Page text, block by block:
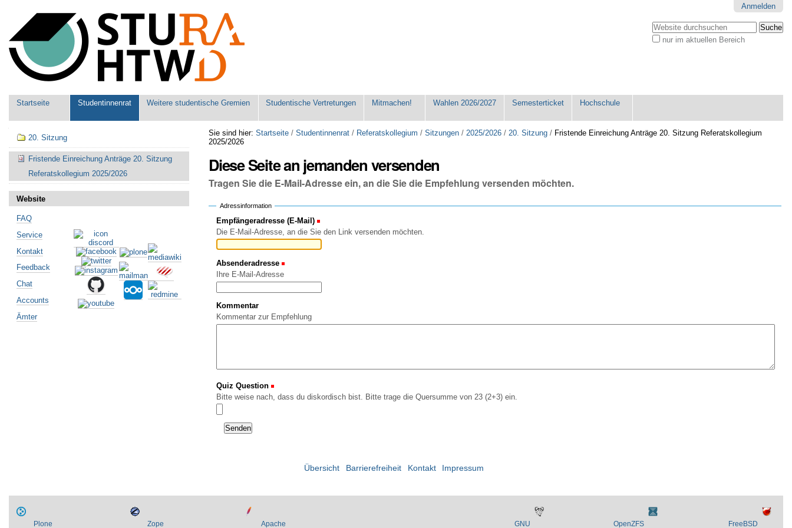
Werkzeuge
Anmelden
Website durchsuchen
nur im aktuellen Bereich
Sektionen
Startseite Studentinnenrat Weitere studentische Gremien Studentische Vertretungen Mitmachen! Wahlen 2026/2027 Semesterticket Hochschule
Sie sind hier: Startseite /Studentinnenrat / Referatskollegium /Sitzungen /2025/2026 /20. Sitzung / Fristende Einreichung Anträge 20. Sitzung Referatskollegium
2025/2026
Diese Seite an jemanden versenden
Tragen Sie die E-Mail-Adresse ein, an die Sie die Empfehlung versenden möchten.
Adressinformation
Empfängeradresse (E-Mail)
Die E-Mail-Adresse, an die Sie den Link versenden möchten.
Absenderadresse
Ihre E-Mail-Adresse
Kommentar
Kommentar zur Empfehlung
Quiz Question
Bitte weise nach, dass du diskordisch bist. Bitte trage die Quersumme von 23 (2+3) ein.
Navigation
20. Sitzung
Fristende Einreichung Anträge 20. Sitzung
Referatskollegium 2025/2026
Website
FAQ
Service
Kontakt
Feedback
Chat
Accounts
Ämter
Übersicht Barrierefreiheit Kontakt Impressum
Plone Zope Apache GNU OpenZFS FreeBSD